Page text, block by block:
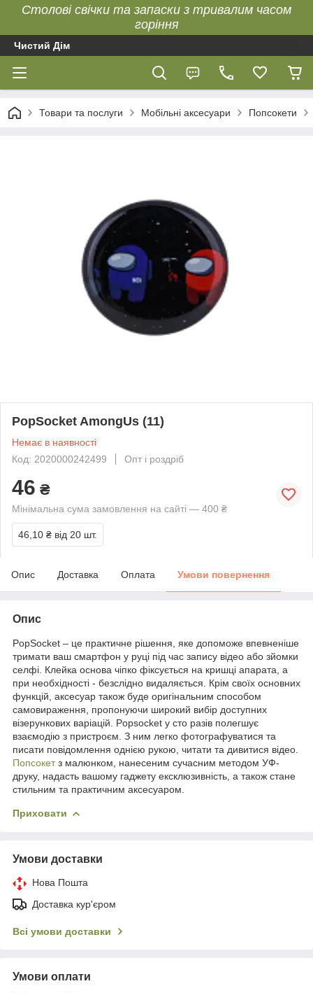
Столові свічки та запаски з тривалим часом
горіння
Чистий Дім
Товари та послуги Мобільні аксесуари Попсокети
PopSocket AmongUs (11)
Немає в наявності
Код: 2020000242499
Опт і роздріб
46 ₴
Мінімальна сума замовлення на сайті — 400 ₴
46,10 ₴ від 20 шт.
Опис Доставка Оплата Умови повернення
Опис
PopSocket – це практичне рішення, яке допоможе впевненіше
тримати ваш смартфон у руці під час запису відео або зйомки
селфі. Клейка основа чіпко фіксується на кришці апарата, а
при необхідності - безслідно видаляється. Крім своїх основних
функцій, аксесуар також буде оригінальним способом
самовираження, пропонуючи широкий вибір доступних
візерункових варіацій. Popsocket у сто разів полегшує
взаємодію з пристроєм. З ним легко фотографуватися та
писати повідомлення однією рукою, читати та дивитися відео.
Попсокетз малюнком, нанесеним сучасним методом УФ-
друку, надасть вашому гаджету ексклюзивність, а також стане
стильним та практичним аксесуаром.
Приховати
Умови доставки
Нова Пошта
Доставка кур'єром
Всі умови доставки
Умови оплати